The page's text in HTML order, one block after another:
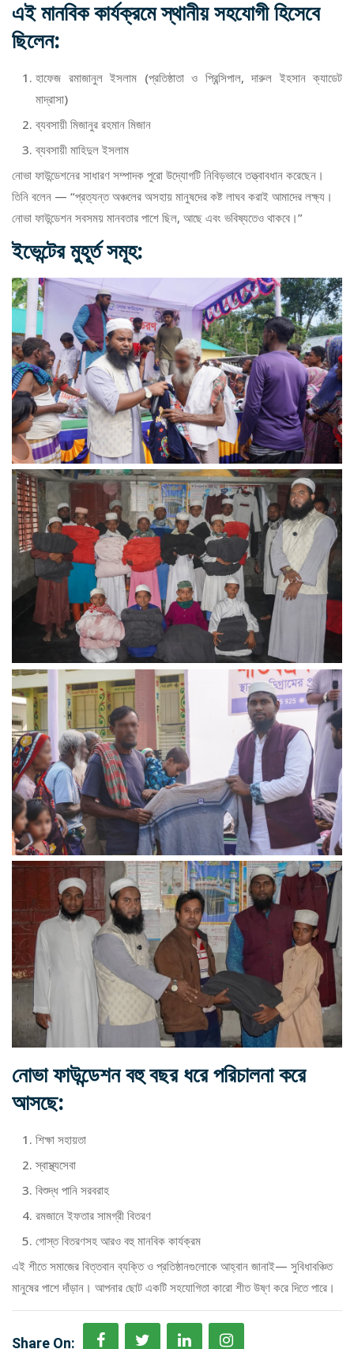
এই মানবিক কার্যক্রমে স্থানীয় সহযোগী হিসেবে
ছিলেন:
হাফেজ রমাজানুল ইসলাম (প্রতিষ্ঠাতা ও প্রিন্সিপাল, দারুল ইহসান ক্যাডেট
মাদ্রাসা)
ব্যবসায়ী মিজানুর রহমান মিজান
ব্যবসায়ী মাহিদুল ইসলাম
নোভা ফাউন্ডেশনের সাধারণ সম্পাদক পুরো উদ্যোগটি নিবিড়ভাবে তত্ত্বাবধান করেছেন।
তিনি বলেন — “প্রত্যন্ত অঞ্চলের অসহায় মানুষদের কষ্ট লাঘব করাই আমাদের লক্ষ্য।
নোভা ফাউন্ডেশন সবসময় মানবতার পাশে ছিল, আছে এবং ভবিষ্যতেও থাকবে।”
ইভেন্টের মুহূর্ত সমূহ:
নোভা ফাউন্ডেশন বহু বছর ধরে পরিচালনা করে
আসছে:
শিক্ষা সহায়তা
স্বাস্থ্যসেবা
বিশুদ্ধ পানি সরবরাহ
রমজানে ইফতার সামগ্রী বিতরণ
গোস্ত বিতরণসহ আরও বহু মানবিক কার্যক্রম
এই শীতে সমাজের বিত্তবান ব্যক্তি ও প্রতিষ্ঠানগুলোকে আহ্বান জানাই— সুবিধাবঞ্চিত
মানুষের পাশে দাঁড়ান। আপনার ছোট একটি সহযোগিতা কারো শীত উষ্ণ করে দিতে পারে।
Share On: